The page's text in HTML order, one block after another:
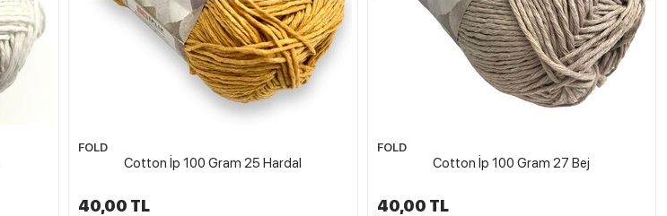
FOLD
Cotton İp 100 Gram 25 Hardal
40,00 TL
FOLD
Cotton İp 100 Gram 27 Bej
40,00 TL